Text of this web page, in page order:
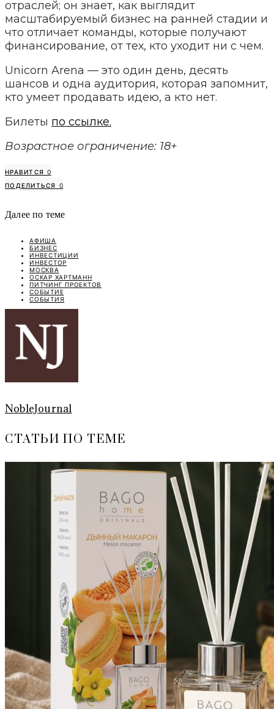
отраслей; он знает, как выглядит
масштабируемый бизнес на ранней стадии и
что отличает команды, которые получают
финансирование, от тех, кто уходит ни с чем.
Unicorn Arena — это один день, десять
шансов и одна аудитория, которая запомнит,
кто умеет продавать идею, а кто нет.
Билеты по ссылке.
Возрастное ограничение: 18+
НРАВИТСЯ 0
ПОДЕЛИТЬСЯ
0
Далее по теме
АФИША
БИЗНЕС
ИНВЕСТИЦИИ
ИНВЕСТОР
МОСКВА
ОСКАР ХАРТМАНН
ПИТЧИНГ ПРОЕКТОВ
СОБЫТИЕ
СОБЫТИЯ
NobleJournal
СТАТЬИ ПО ТЕМЕ